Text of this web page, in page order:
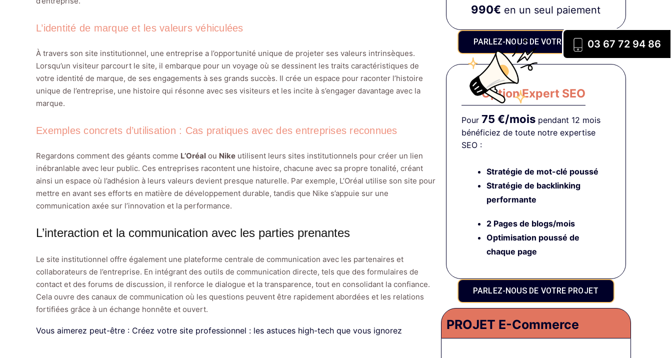
L’identité de marque et les valeurs véhiculées
À travers son site institutionnel, une entreprise a l’opportunité unique de projeter ses valeurs intrinsèques.
Lorsqu’un visiteur parcourt le site, il embarque pour un voyage où se dessinent les traits caractéristiques de
votre identité de marque, de ses engagements à ses grands succès. Il crée un espace pour raconter l’histoire
unique de l’entreprise, une histoire qui résonne avec ses visiteurs et les incite à s’engager davantage avec la
marque.
Exemples concrets d’utilisation : Cas pratiques avec des entreprises reconnues
Regardons comment des géants comme L’Oréal ou Nike utilisent leurs sites institutionnels pour créer un lien
inébranlable avec leur public. Ces entreprises racontent une histoire, chacune avec sa propre tonalité, créant
ainsi un espace où l’adhésion à leurs valeurs devient presque naturelle. Par exemple, L’Oréal utilise son site pour
mettre en avant ses efforts en matière de développement durable, tandis que Nike s’appuie sur une
communication axée sur l’innovation et la performance.
L’interaction et la communication avec les parties prenantes
Le site institutionnel offre également une plateforme centrale de communication avec les partenaires et
collaborateurs de l’entreprise. En intégrant des outils de communication directe, tels que des formulaires de
contact et des forums de discussion, il renforce le dialogue et la transparence, tout en consolidant la confiance.
Cela ouvre des canaux de communication où les questions peuvent être rapidement abordées et les relations
fortifiées grâce à un échange honnête et ouvert.
Vous aimerez peut-être : Créez votre site professionnel : les astuces high-tech que vous ignorez
990€ en un seul paiement
PARLEZ-NOUS DE VOTRE PROJET
Option Expert SEO
Pour 75 €/moispendant 12 mois
bénéficiez de toute notre expertise
SEO :
Stratégie de mot-clé poussé
Stratégie de backlinking
performante
2 Pages de blogs/mois
Optimisation poussé de
chaque page
PARLEZ-NOUS DE VOTRE PROJET
PROJET E-Commerce
03 67 72 94 86